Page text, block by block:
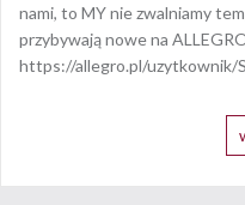
nami, to MY nie zwalniamy
przybywają nowe na
https://allegro.pl/uzytkownik/